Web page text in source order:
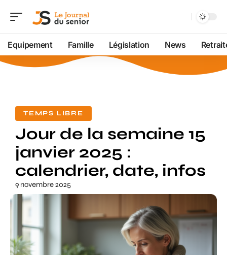
Equipement Famille Législation News
TEMPS LIBRE
Jour de la semaine 15
janvier 2025 :
calendrier, date, infos
9 novembre 2025